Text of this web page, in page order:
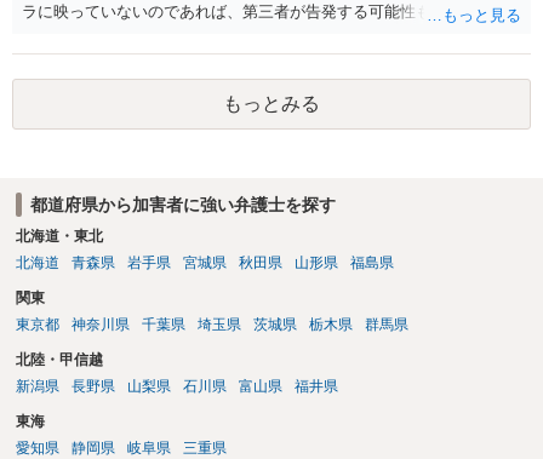
ラに映っていないのであれば、第三者が告発する可能性も低いこと、
座る女性を盗撮(全体像写真1枚と5秒程度の動画)してしまいました。下
着や胸など強調したものではありません。」とありますが、少なくと
も捜査段階では性的姿態等撮影罪の被疑事実で逮捕勾留されるケース
が私の弁護経験では多くなった印象です（最終的には不起訴ないし各
もっとみる
都道府県から加害者に強い弁護士を探す
北海道・東北
北海道
青森県 岩手県 宮城県 秋田県 山形県 福島県
関東
東京都
神奈川県 千葉県 埼玉県 茨城県 栃木県 群馬県
北陸・甲信越
新潟県
長野県 山梨県 石川県 富山県 福井県
東海
愛知県
静岡県 岐阜県 三重県